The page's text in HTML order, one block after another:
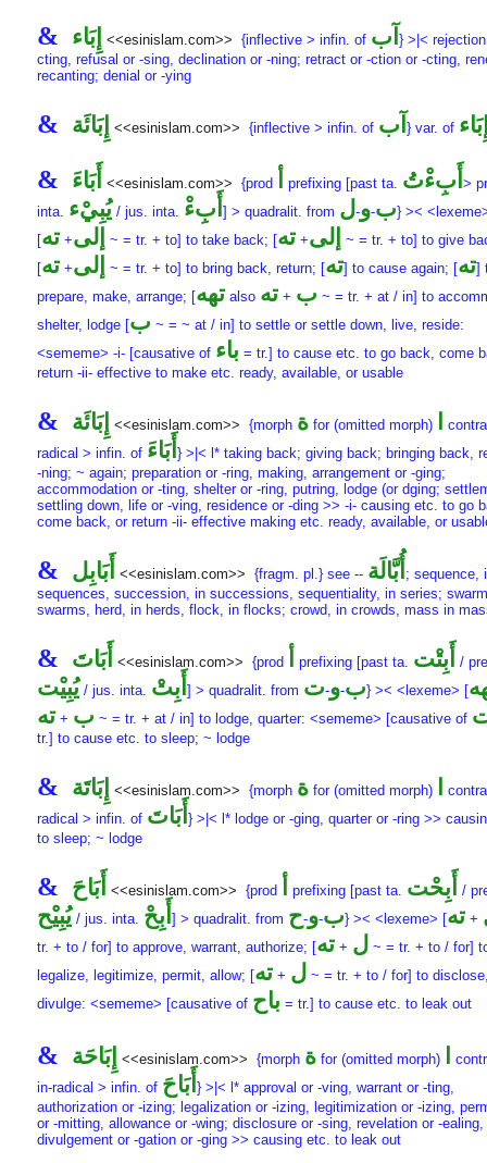
& إِبَاء <<esinislam.com>> {inflective > infin. of آب } >|<
cting, refusal or -sing, declination or -ning; retract or -ction or -cting,
recanting; denial or -ying
& إِبَائَة <<esinislam.com>> {inflective > infin. of آب } var. of
& أَبَاءَ <<esinislam.com>> {prod prefixing [past ta. أَبِءْتُ >
inta. يُبِيْء / jus. inta. أَبِءْ ] > quadralit. from ب-و-ل
} ><
[
إلى+ته ~ = tr. + to] to take back; [ إلى+ته
~ = tr. + to] to give
[
إلى+ته ~ = tr. + to] to bring back, return; [ته] to cause again; [ته]
prepare, make, arrange; [تههalso ب +ته
~ = tr. + at / in] to
shelter, lodge [ب ~ = ~ at / in] to settle or settle down, live, reside:
<sememe> -i- [causative of باء = tr.] to cause etc. to go back, come
return -ii- effective to make etc. ready, available, or usable
& إِبَائَة <<esinislam.com>> {morph ةfor (omitted morph)
radical > infin. of أَبَاءَ } >|< l* taking back; giving back; bringing back,
-ning; ~ again; preparation or -ring, making, arrangement or -ging;
accommodation or -ting, shelter or -ring, putring, lodge (or dging;
settling down, life or -ving, residence or -ding >> -i- causing etc. to go
come back, or return -ii- effective making etc. ready, available, or
& أَبَابِل <<esinislam.com>> {fragm. pl.} see -- أُبَّالَة ; sequence,
sequences, succession, in successions, sequentiality, in series;
swarms, herd, in herds, flock, in flocks; crowd, in crowds, mass in
& أَبَاتَ <<esinislam.com>> {prod prefixing [past ta. أَبِتْت /
يُبِيْت / jus. inta. أَبِتْ ] > quadralit. from ب-و-ت } >< <lexeme> [
ب +ته ~ = tr. + at / in] to lodge, quarter: <sememe> [causative of
tr.] to cause etc. to sleep; ~ lodge
& إِبَاتَة <<esinislam.com>> {morph ةfor (omitted morph)
radical > infin. of أَبَاتَ } >|< l* lodge or -ging, quarter or -ring >>
to sleep; ~ lodge
& أَبَاحَ <<esinislam.com>> {prod prefixing [past ta. أَبِحْت /
يُبِيْح / jus. inta. أَبِحْ ] > quadralit. from ب-و-ح } >< <lexeme> [ +ته
tr. + to / for] to approve, warrant, authorize; [ ل +ته
~ = tr. + to / for]
legalize, legitimize, permit, allow; [
ل +ته
~ = tr. + to / for] to
divulge: <sememe> [causative of باح = tr.] to cause etc. to leak out
& إِبَاحَة <<esinislam.com>> {morph ةfor (omitted morph)
in-radical > infin. of أَبَاحَ } >|< l* approval or -ving, warrant or -ting,
authorization or -izing; legalization or -izing, legitimization or -izing,
or -mitting, allowance or -wing; disclosure or -sing, revelation or -ealing,
divulgement or -gation or -ging >> causing etc. to leak out